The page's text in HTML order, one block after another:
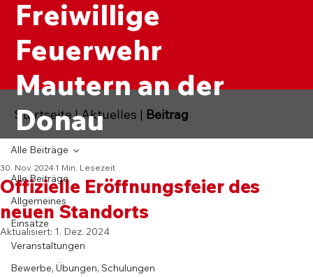
Freiwillige
Feuerwehr
Mautern an der
Donau
Alle Beiträge
Allgemeines
Einsätze
Veranstaltungen
Bewerbe, Übungen, Schulungen
Alle Beiträge
Offizielle Eröffnungsfeier des
neuen Standorts
30. Nov. 2024 1 Min. Lesezeit
Aktualisiert: 1. Dez. 2024
Startseite|Aktuelles | Beitrag